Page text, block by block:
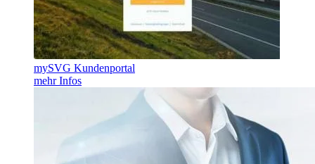
mySVG Kundenportal
mehr Infos